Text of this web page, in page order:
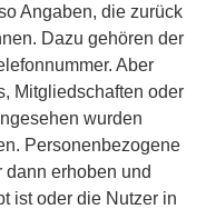
Angaben, die zurück
Dazu gehören der
Aber
Mitgliedschaften oder
wurden
Personenbezogene
dann erhoben und
ist oder die Nutzer in